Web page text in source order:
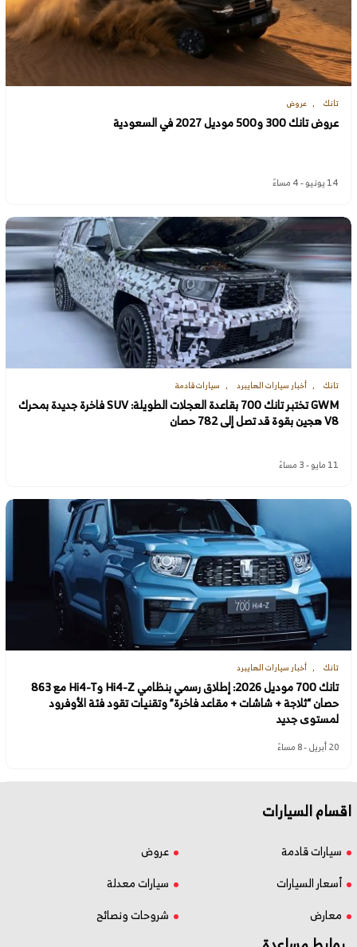
تانك عروض
عروض تانك 300 و500 موديل 2027 في السعودية
14 يونيو - 4 مساءً
تانك أخبار سيارات الهايبرد سيارات قادمة
GWM تختبر تانك 700 بقاعدة العجلات الطويلة: SUV فاخرة جديدة بمحرك
V8 هجين بقوة قد تصل إلى 782 حصان
11 مايو - 3 مساءً
تانك أخبار سيارات الهايبرد
تانك 700 موديل 2026: إطلاق رسمي بنظامي Hi4-Z وHi4-T مع 863
حصان “ثلاجة + شاشات + مقاعد فاخرة” وتقنيات تقود فئة الأوفرود
لمستوى جديد
20 أبريل - 8 مساءً
اقسام السيارات
سيارات قادمة
عروض
أسعار السيارات
سيارات معدلة
معارض
شروحات ونصائح